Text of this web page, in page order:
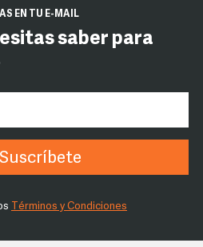
EN TU E-MAIL
saber para
Suscríbete
Términos y Condiciones